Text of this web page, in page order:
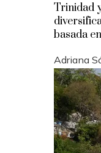
Trinidad
basada
Adriana